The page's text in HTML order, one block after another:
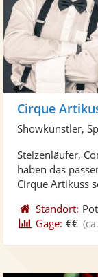
Cirque
Showkünstler,
Stelzenläufer,
haben das
Cirque Artikuss
Standort:
Gage: €€